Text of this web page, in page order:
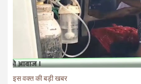
इस वक्त की बड़ी खबर